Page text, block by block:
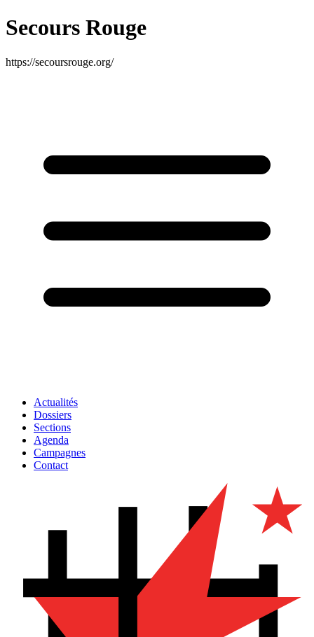
Secours Rouge
https://secoursrouge.org/
Actualités
Dossiers
Sections
Agenda
Campagnes
Contact